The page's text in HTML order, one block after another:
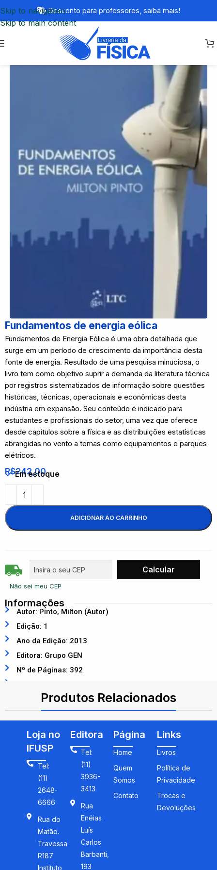
Skip to navigation
Skip to main content
Desconto para professores, saiba mais!
Fundamentos de energia eólica
Fundamentos de Energia Eólica é uma obra detalhada que
surge em um período de crescimento da importância desta
fonte de energia. Resultado de uma pesquisa minuciosa, o
livro tem como objetivo suprir a demanda da literatura técnica
por registros sistematizados de informação sobre questões
históricas, técnicas, operacionais e econômicas desta
indústria em expansão. Seu conteúdo é indicado para
estudantes e profissionais do setor, uma vez que oferece
desde capítulos sobre a física e as distribuições estatísticas
abrangidas no vento a temas como equipamentos e parques
elétricos.
R$242,00
Em estoque
ADICIONAR AO CARRINHO
Não sei meu CEP
Informações
Autor: Pinto, Milton (Autor)
Edição: 1
Ano da Edição: 2013
Editora: Grupo GEN
Nº de Páginas: 392
Produtos Relacionados
Loja no
IFUSP
Tel:
(11)
2648-
6666
Rua do
Matão.
Travessa
R187
Instituto
Editora
Tel:
(11)
3936-
3413
Rua
Enéias
Luís
Carlos
Barbanti,
193
Página
Home
Quem
Somos
Contato
Links
Livros
Política de
Privacidade
Trocas e
Devoluções